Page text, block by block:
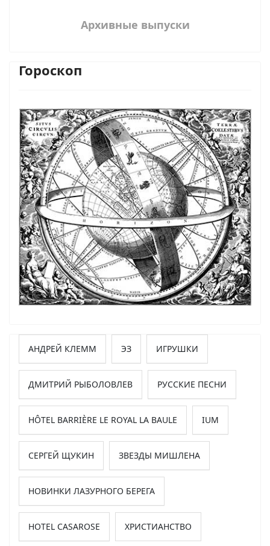
Архивные выпуски
Гороскоп
АНДРЕЙ КЛЕММ ЭЗ ИГРУШКИ
ДМИТРИЙ РЫБОЛОВЛЕВ РУССКИЕ ПЕСНИ
HÔTEL BARRIÈRE LE ROYAL LA BAULE IUM
СЕРГЕЙ ЩУКИН ЗВЕЗДЫ МИШЛЕНА
НОВИНКИ ЛАЗУРНОГО БЕРЕГА
HOTEL CASAROSE ХРИСТИАНСТВО